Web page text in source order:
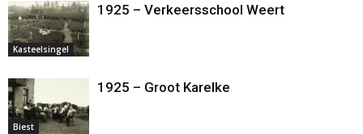
Kasteelsingel
1925 – Verkeersschool Weert
Biest
1925 – Groot Karelke